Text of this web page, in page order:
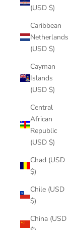
(USD $)
Caribbean
Netherlands
(USD $)
Cayman
Islands
(USD $)
Central
African
Republic
(USD $)
Chad (USD
$)
Chile (USD
$)
China (USD